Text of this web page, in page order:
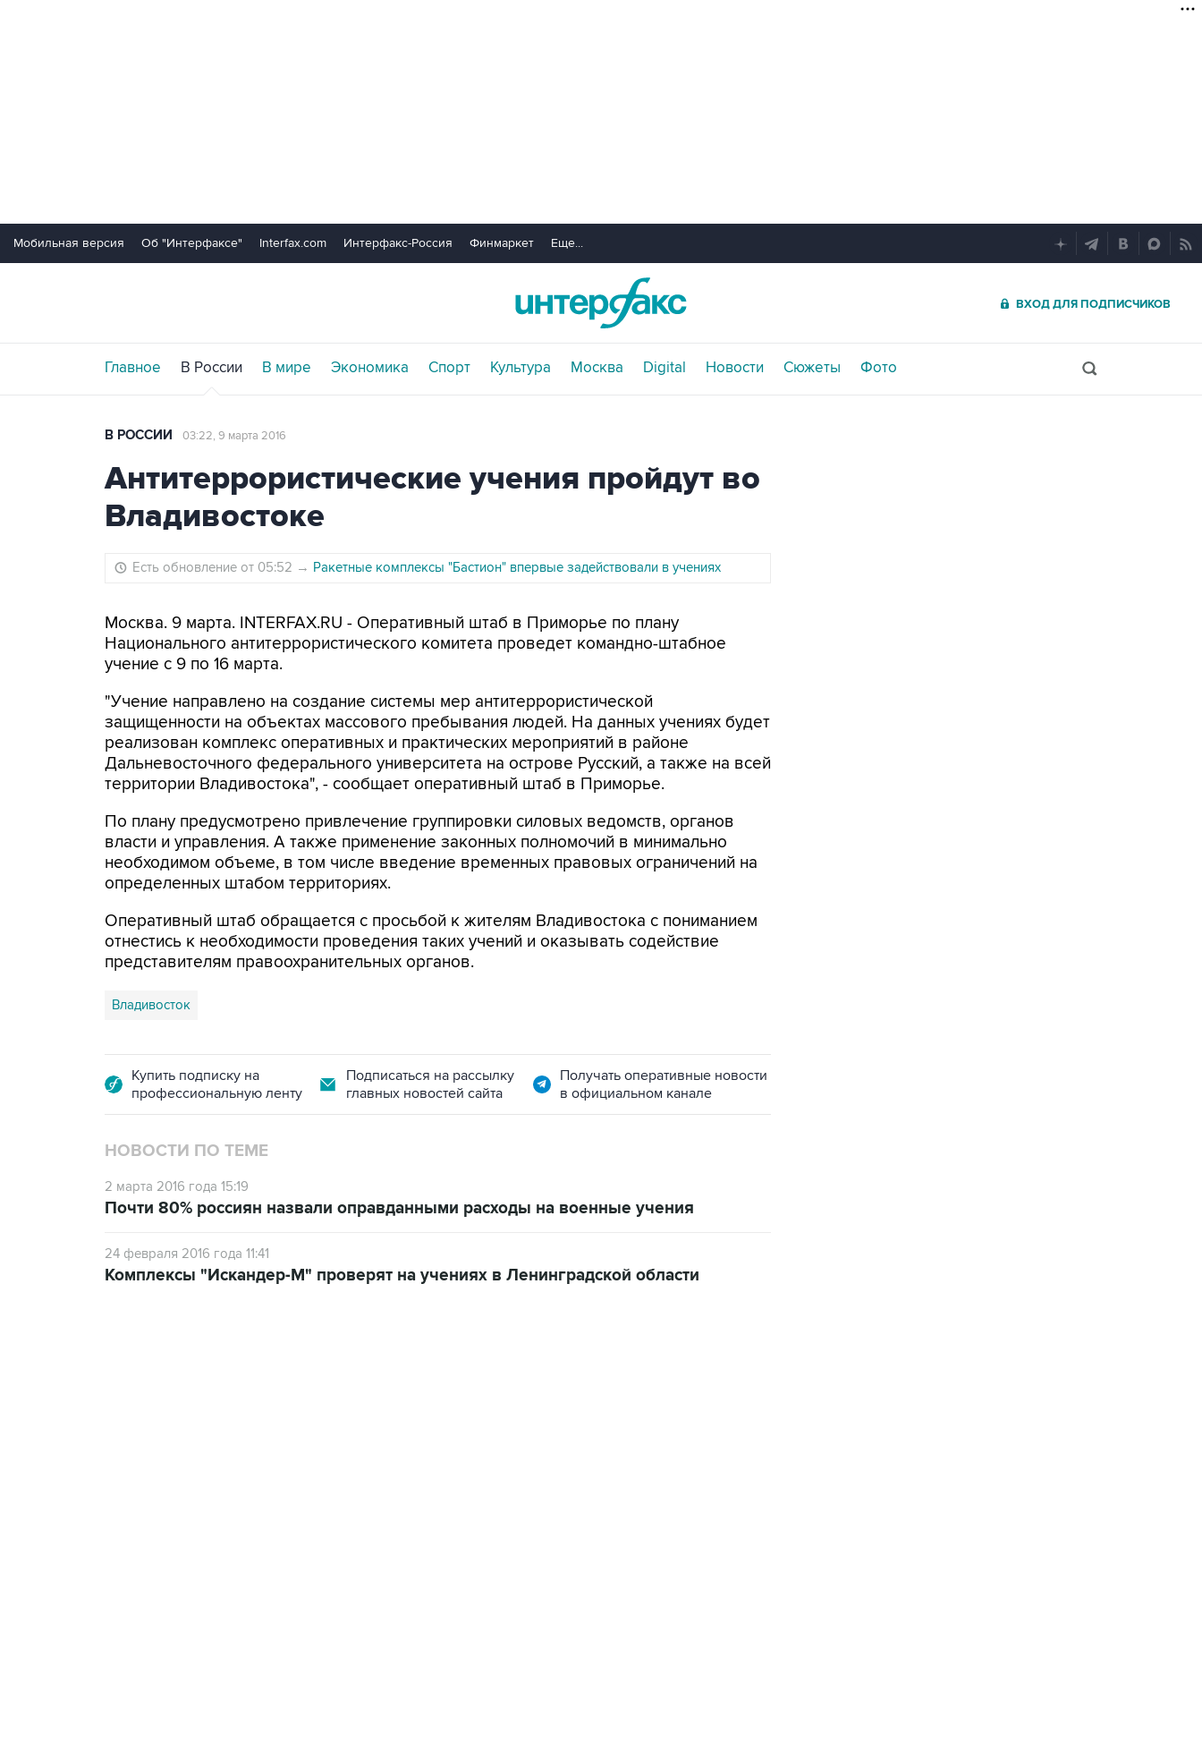
Мобильная версия Об "Интерфаксе" Interfax.com Интерфакс-Россия Финмаркет Еще...
ВХОД ДЛЯ ПОДПИСЧИКОВ
Главное В России В мире Экономика Спорт Культура Москва Digital Новости Сюжеты Фото
В РОССИИ 03:22, 9 марта 2016
Антитеррористические учения пройдут во
Владивостоке
Есть обновление от 05:52 → Ракетные комплексы "Бастион" впервые задействовали в учениях
Москва. 9 марта. INTERFAX.RU - Оперативный штаб в Приморье по плану
Национального антитеррористического комитета проведет командно-штабное
учение с 9 по 16 марта.
"Учение направлено на создание системы мер антитеррористической
защищенности на объектах массового пребывания людей. На данных учениях будет
реализован комплекс оперативных и практических мероприятий в районе
Дальневосточного федерального университета на острове Русский, а также на всей
территории Владивостока", - сообщает оперативный штаб в Приморье.
По плану предусмотрено привлечение группировки силовых ведомств, органов
власти и управления. А также применение законных полномочий в минимально
необходимом объеме, в том числе введение временных правовых ограничений на
определенных штабом территориях.
Оперативный штаб обращается с просьбой к жителям Владивостока с пониманием
отнестись к необходимости проведения таких учений и оказывать содействие
представителям правоохранительных органов.
Владивосток
Купить подписку на
профессиональную ленту
Подписаться на рассылку
главных новостей сайта
Получать оперативные новости
в официальном канале
НОВОСТИ ПО ТЕМЕ
2 марта 2016 года 15:19
Почти 80% россиян назвали оправданными расходы на военные учения
24 февраля 2016 года 11:41
Комплексы "Искандер-М" проверят на учениях в Ленинградской области